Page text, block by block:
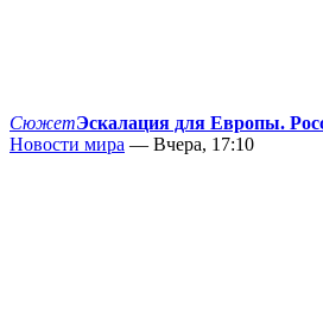
СюжетЭскалация для Европы.
Новости мира — Вчера, 17:10